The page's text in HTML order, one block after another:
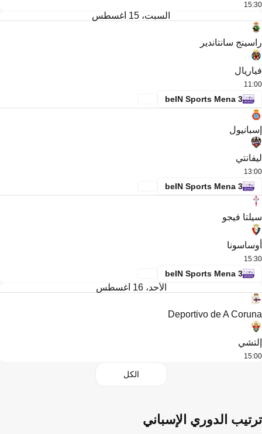
15:30
السبت، 15 أغسطس
راسينج سانتاندير
فياريال
11:00
beIN Sports Mena 3
إسبانيول
ليفانتي
13:00
beIN Sports Mena 3
سيلتا فيجو
أوساسونا
15:30
beIN Sports Mena 3
الأحد، 16 أغسطس
Deportivo de A Coruna
إلتشي
15:00
الكل
ترتيب الدوري الإسباني